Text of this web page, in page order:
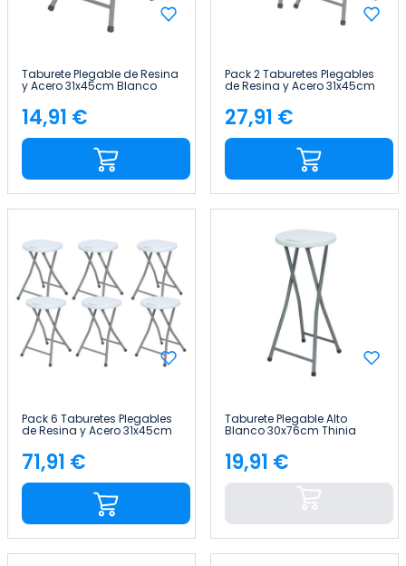
Taburete Plegable de Resina
y Acero 31x45cm Blanco
7house
Precio
14,91 €
Pack 2 Taburetes Plegables
de Resina y Acero 31x45cm
Blancos 7house
Precio
27,91 €
Pack 6 Taburetes Plegables
de Resina y Acero 31x45cm
Blancos 7house
Precio
71,91 €
Taburete Plegable Alto
Blanco 30x76cm Thinia
Precio
19,91 €